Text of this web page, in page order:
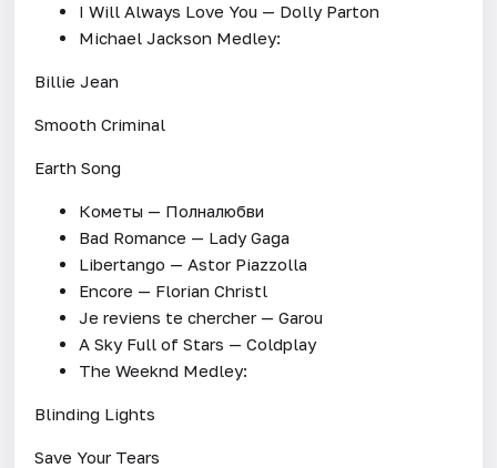
I Will Always Love You — Dolly Parton
Michael Jackson Medley:
Billie Jean
Smooth Criminal
Earth Song
Кометы — Полналюбви
Bad Romance — Lady Gaga
Libertango — Astor Piazzolla
Encore — Florian Christl
Je reviens te chercher — Garou
A Sky Full of Stars — Coldplay
The Weeknd Medley:
Blinding Lights
Save Your Tears